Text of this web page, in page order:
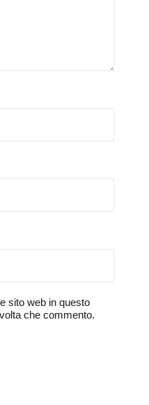
sito web in questo
che commento.